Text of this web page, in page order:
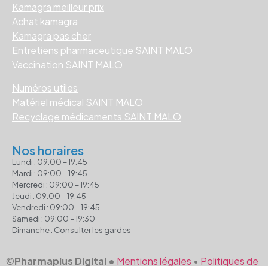
Kamagra meilleur prix
Achat kamagra
Kamagra pas cher
Entretiens pharmaceutique SAINT MALO
Vaccination SAINT MALO
Numéros utiles
Matériel médical SAINT MALO
Recyclage médicaments SAINT MALO
Nos horaires
Lundi : 09:00 – 19:45
Mardi : 09:00 – 19:45
Mercredi : 09:00 – 19:45
Jeudi : 09:00 – 19:45
Vendredi : 09:00 – 19:45
Samedi : 09:00 – 19:30
Dimanche : Consulter les gardes
©Pharmaplus Digital • Mentions légales • Politiques de